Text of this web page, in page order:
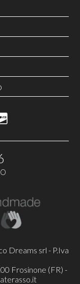
Dreams srl - P.Iva
Frosinone (FR) -